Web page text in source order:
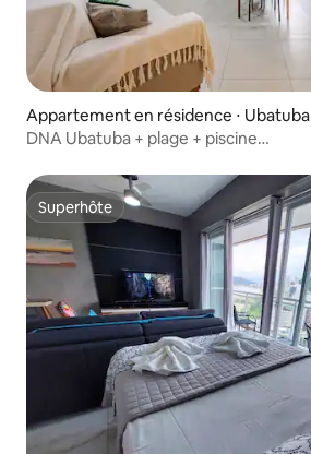
Appartement en résidence ⋅ Ubatuba
DNA Ubatuba + plage + piscine
Superhôte
Superhôte